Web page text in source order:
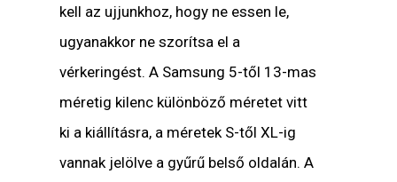
kell az ujjunkhoz, hogy ne essen le,
ugyanakkor ne szorítsa el a
vérkeringést. A Samsung 5-től 13-mas
méretig kilenc különböző méretet vitt
ki a kiállításra, a méretek S-től XL-ig
vannak jelölve a gyűrű belső oldalán. A